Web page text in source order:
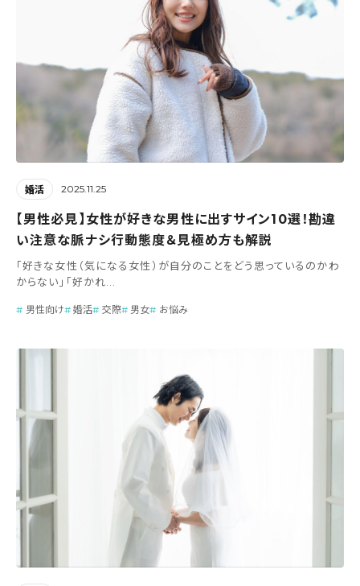
婚活 2025.11.25
【男性必見】女性が好きな男性に出すサイン10選！勘違
い注意な脈ナシ行動態度＆見極め方も解説
「好きな女性（気になる女性）が自分のことをどう思っているのかわ
からない」「好かれ...
男性向け 婚活 交際 男女 お悩み